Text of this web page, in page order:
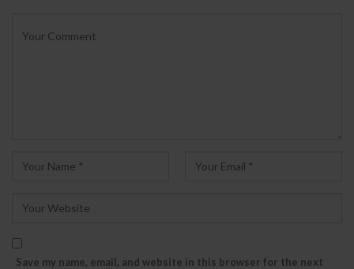
Save my name, email, and website in this browser for the next